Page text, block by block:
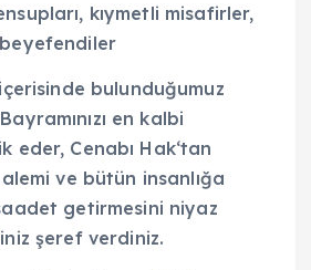
kıymetli misafirler,
bulunduğumuz
en kalbi
eder, Cenabı Hak‘tan
ve bütün insanlığa
getirmesini niyaz
şeref verdiniz.